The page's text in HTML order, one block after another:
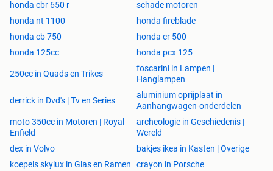
honda cbr 650 r
schade motoren
honda nt 1100
honda fireblade
honda cb 750
honda cr 500
honda 125cc
honda pcx 125
250cc in Quads en Trikes
foscarini in Lampen |
Hanglampen
derrick in Dvd's | Tv en Series
aluminium oprijplaat in
Aanhangwagen-onderdelen
moto 350cc in Motoren | Royal
Enfield
archeologie in Geschiedenis |
Wereld
dex in Volvo
bakjes ikea in Kasten | Overige
koepels skylux in Glas en Ramen
crayon in Porsche